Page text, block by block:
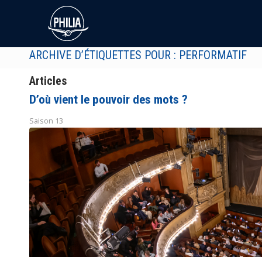
ARCHIVE D’ÉTIQUETTES POUR : PERFORMATIF
Articles
D’où vient le pouvoir des mots ?
Saison 13